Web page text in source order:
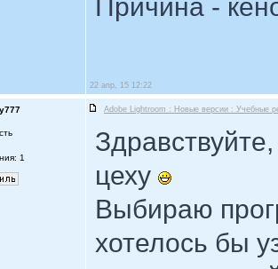
Причина -
22 апр, 15 12:22
Adobe Lightroom : Новые версии : Учебные
1
цеху
Выбираю
хотелось бы